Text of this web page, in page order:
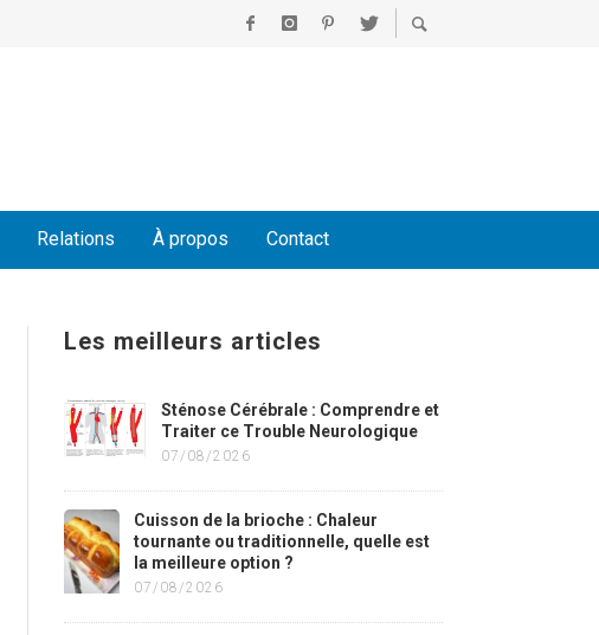
Relations À propos Contact
Les meilleurs articles
Sténose Cérébrale : Comprendre et
Traiter ce Trouble Neurologique
07/08/2026
Cuisson de la brioche : Chaleur
tournante ou traditionnelle, quelle est
la meilleure option ?
07/08/2026